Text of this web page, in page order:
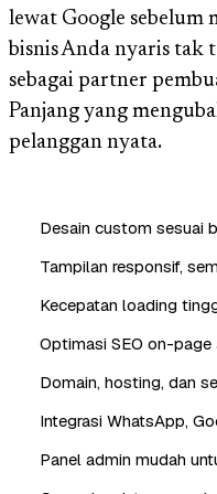
lewat Google sebelum
bisnis Anda nyaris tak
sebagai partner
Panjang yang
pelanggan nyata.
Desain custom sesuai
Tampilan responsif,
Kecepatan loading
Optimasi SEO on-
Domain, hosting, dan
Integrasi WhatsApp,
Panel admin mudah